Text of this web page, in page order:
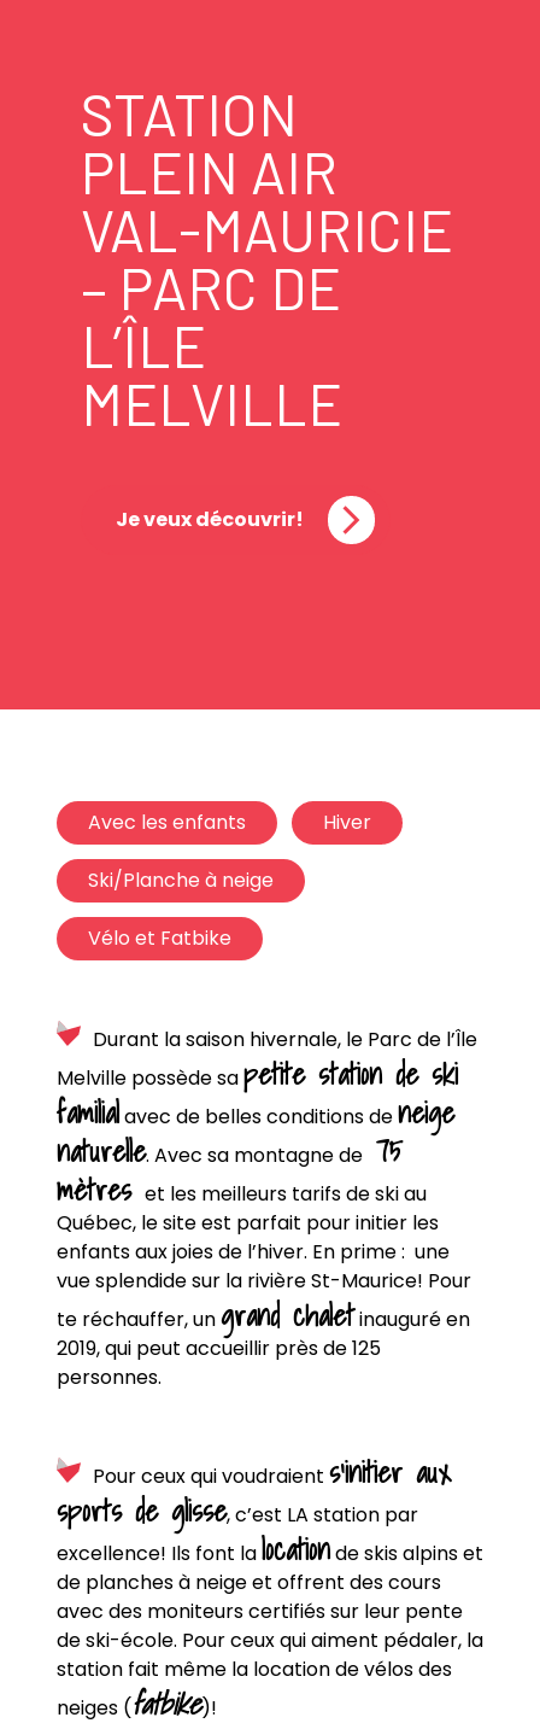
STATION
PLEIN AIR
VAL-MAURICIE
– PARC DE
L’ÎLE
MELVILLE
Je veux découvrir!
Avec les enfants Hiver
Ski/Planche à neige
Vélo et Fatbike
Durant la saison hivernale, le Parc de l’Île
Melville possède sapetite station de ski
familialavec de belles conditions deneige
naturelle. Avec sa montagne de75
mètres et les meilleurs tarifs de ski au
Québec, le site est parfait pour initier les
enfants aux joies de l’hiver. En prime : une
vue splendide sur la rivière St-Maurice! Pour
te réchauffer, ungrand chaletinauguré en
2019, qui peut accueillir près de 125
personnes.
Pour ceux qui voudraient s’initier aux
sports de glisse, c’est LA station par
excellence! Ils font lalocationde skis alpins et
de planches à neige et offrent des cours
avec des moniteurs certifiés sur leur pente
de ski-école. Pour ceux qui aiment pédaler, la
station fait même la location de vélos des
neiges (fatbike)!